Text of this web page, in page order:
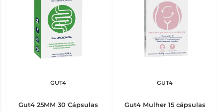
GUT4
Gut4 25MM 30 Cápsulas
GUT4
Gut4 Mulher 15 cápsulas